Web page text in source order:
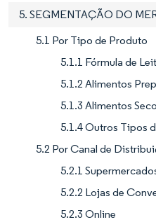
5. SEGMENTAÇÃO DO
5.1 Por Tipo de Produto
5.1.1 Fórmula de
5.1.2 Alimentos
5.1.3 Alimentos
5.1.4 Outros Tipos
5.2 Por Canal de
5.2.1
5.2.2 Lojas de
5.2.3 Online